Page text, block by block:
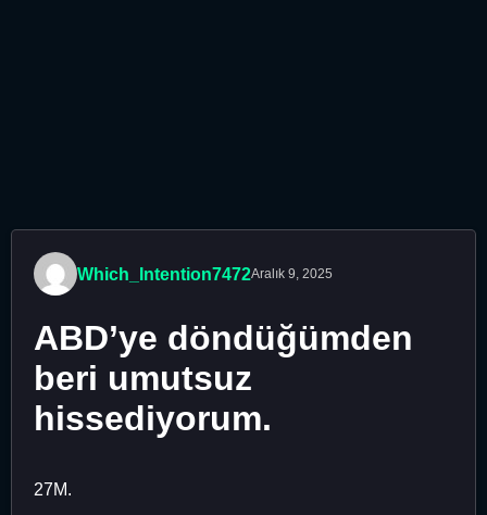
Which_Intention7472Aralık 9, 2025
ABD’ye döndüğümden
beri umutsuz
hissediyorum.
27M.